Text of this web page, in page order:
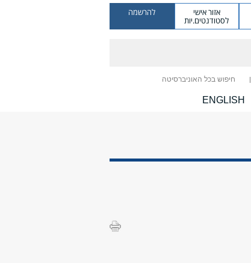
אזור אישי
לסטודנטים.יות
להרשמה
חיפוש בכל האוניברסיטה
ENGLISH